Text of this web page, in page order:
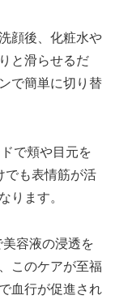
顔後、化粧水や
と滑らせるだ
で簡単に切り替
で頬や目元を
でも表情筋が活
ります。
容液の浸透を
このケアが至福
血行が促進され